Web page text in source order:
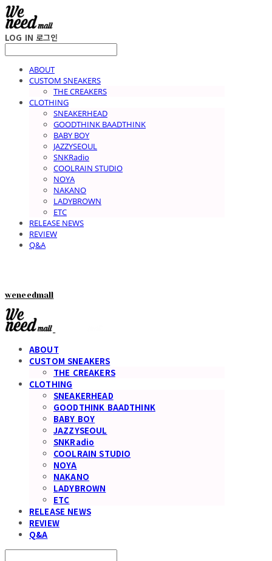
LOG IN 로그인
ABOUT
CUSTOM SNEAKERS
THE CREAKERS
CLOTHING
SNEAKERHEAD
GOODTHINK BAADTHINK
BABY BOY
JAZZYSEOUL
SNKRadio
COOLRAIN STUDIO
NOYA
NAKANO
LADYBROWN
ETC
RELEASE NEWS
REVIEW
Q&A
weneedmall
ABOUT
CUSTOM SNEAKERS
THE CREAKERS
CLOTHING
SNEAKERHEAD
GOODTHINK BAADTHINK
BABY BOY
JAZZYSEOUL
SNKRadio
COOLRAIN STUDIO
NOYA
NAKANO
LADYBROWN
ETC
RELEASE NEWS
REVIEW
Q&A